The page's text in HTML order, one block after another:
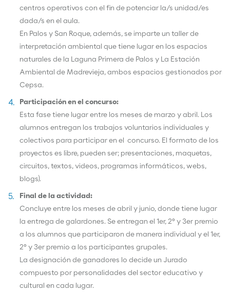
centros operativos con el fin de potenciar la/s unidad/es
dada/s en el aula.
En Palos y San Roque, además, se imparte un taller de
interpretación ambiental que tiene lugar en los espacios
naturales de la Laguna Primera de Palos y La Estación
Ambiental de Madrevieja, ambos espacios gestionados por
Cepsa.
Participación en el concurso:
Esta fase tiene lugar entre los meses de marzo y abril. Los
alumnos entregan los trabajos voluntarios individuales y
colectivos para participar en el concurso. El formato de los
proyectos es libre, pueden ser; presentaciones, maquetas,
circuitos, textos, videos, programas informáticos, webs,
blogs).
Final de la actividad:
Concluye entre los meses de abril y junio, donde tiene lugar
la entrega de galardones. Se entregan el 1er, 2º y 3er premio
a los alumnos que participaron de manera individual y el 1er,
2º y 3er premio a los participantes grupales.
La designación de ganadores lo decide un Jurado
compuesto por personalidades del sector educativo y
cultural en cada lugar.